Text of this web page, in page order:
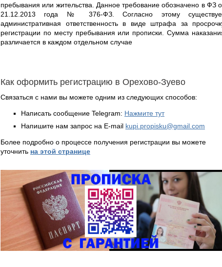
пребывания или жительства. Данное требование обозначено в ФЗ
21.12.2013 года № 376-ФЗ. Согласно этому
административная ответственность в виде штрафа за
регистрации по месту пребывания или прописки. Сумма
различается в каждом отдельном случае
Как оформить регистрацию в Орехово-Зуево
Связаться с нами вы можете одним из следующих способов:
Написать сообщение Telegram: Нажмите тут
Напишите нам запрос на E-mail kupi.propisku@gmail.com
Более подробно о процессе получения регистрации вы можете
уточнить на этой странице